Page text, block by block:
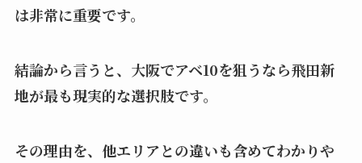
は非常に重要です。
結論から言うと、大阪でアベ10を狙うなら飛田新
地が最も現実的な選択肢です。
その理由を、他エリアとの違いも含めてわかりや